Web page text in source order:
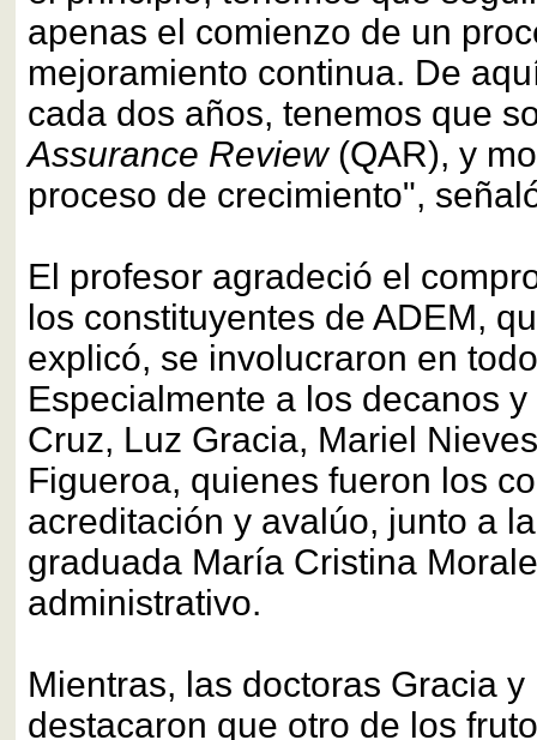
apenas el comienzo de un
mejoramiento continua. De
cada dos años, tenemos que
Assurance Review(QAR), y
proceso de crecimiento",
El profesor agradeció el
los constituyentes de ADEM,
explicó, se involucraron en
Especialmente a los decanos
Cruz, Luz Gracia, Mariel
Figueroa, quienes fueron los
acreditación y avalúo, junto a
graduada María Cristina
administrativo.
Mientras, las doctoras Gracia y
destacaron que otro de los